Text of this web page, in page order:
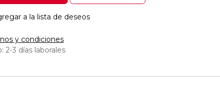
a la lista de deseos
y condiciones
2-3 días laborales